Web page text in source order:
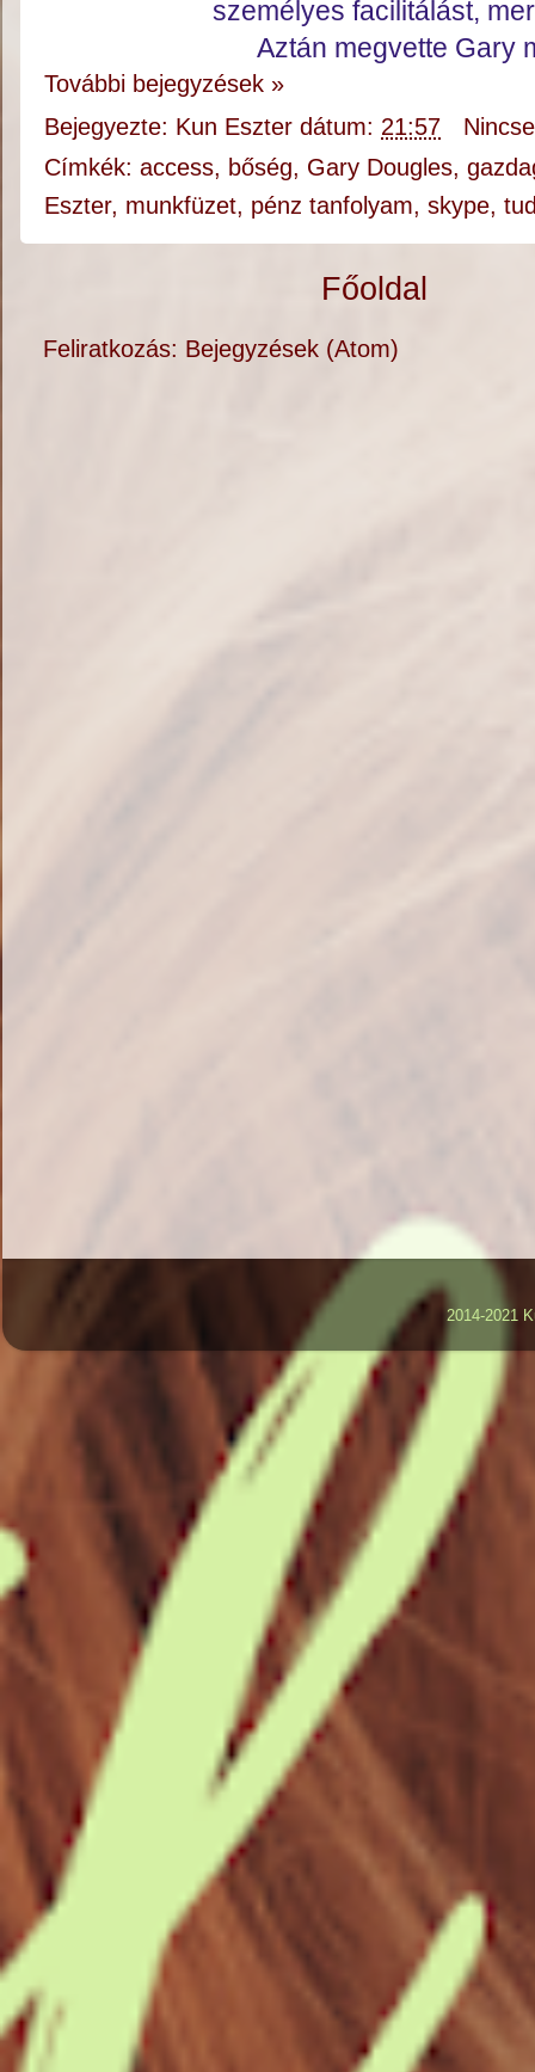
személyes facilitálást,
Aztán megvette Gary
További bejegyzések »
Bejegyezte: Kun Eszter dátum: 21:57
Címkék:access, bőség, Gary Dougles,
Eszter, munkfüzet, pénz tanfolyam,skype,
Főoldal
Feliratkozás: Bejegyzések (Atom)
2014-2021